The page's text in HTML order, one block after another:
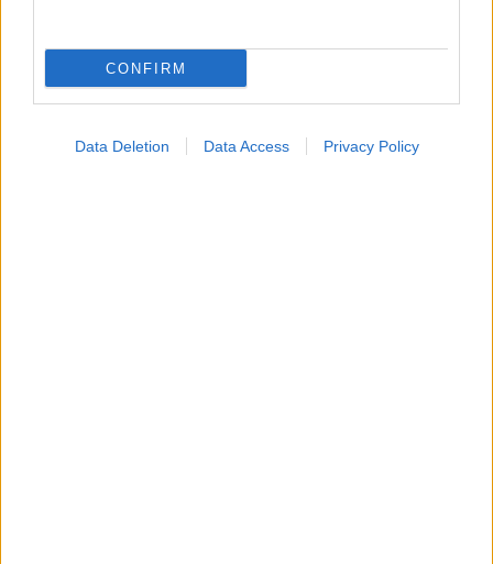
CONFIRM
Data Deletion Data Access Privacy Policy
Η αποφυγή 3 παραγόντων κινδύνου στη μέση ηλικία